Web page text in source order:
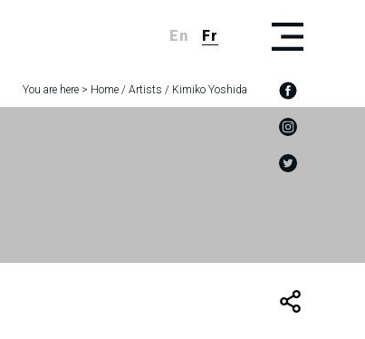
En Fr
You are here > Home / Artists / Kimiko Yoshida